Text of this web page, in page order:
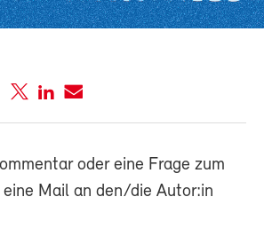
oder eine Frage zum
Mail an den/die Autor:in